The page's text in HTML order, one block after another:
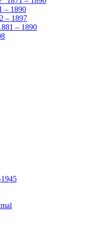
– 1890
– 1897
– 1890